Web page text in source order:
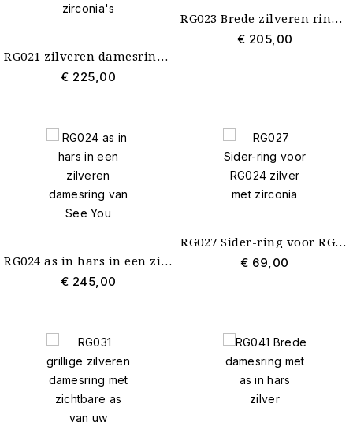
RG021 zilveren damesring met as in een kroontje van zirconia's
€ 225,00
RG023 Brede zilveren ring met as in hars See You
€ 205,00
RG024 as in hars in een zilveren damesring van See You
€ 245,00
RG027 Sider-ring voor RG024 zilver met zirconia
€ 69,00